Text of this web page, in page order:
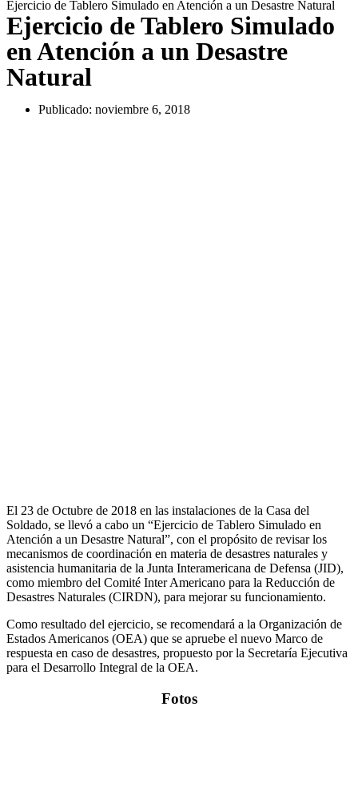
Ejercicio de Tablero Simulado en Atención a un Desastre Natural
Ejercicio de Tablero Simulado
en Atención a un Desastre
Natural
Publicado: noviembre 6, 2018
El 23 de Octubre de 2018 en las instalaciones de la Casa del
Soldado, se llevó a cabo un “Ejercicio de Tablero Simulado en
Atención a un Desastre Natural”, con el propósito de revisar los
mecanismos de coordinación en materia de desastres naturales y
asistencia humanitaria de la Junta Interamericana de Defensa (JID),
como miembro del Comité Inter Americano para la Reducción de
Desastres Naturales (CIRDN), para mejorar su funcionamiento.
Como resultado del ejercicio, se recomendará a la Organización de
Estados Americanos (OEA) que se apruebe el nuevo Marco de
respuesta en caso de desastres, propuesto por la Secretaría Ejecutiva
para el Desarrollo Integral de la OEA.
Fotos